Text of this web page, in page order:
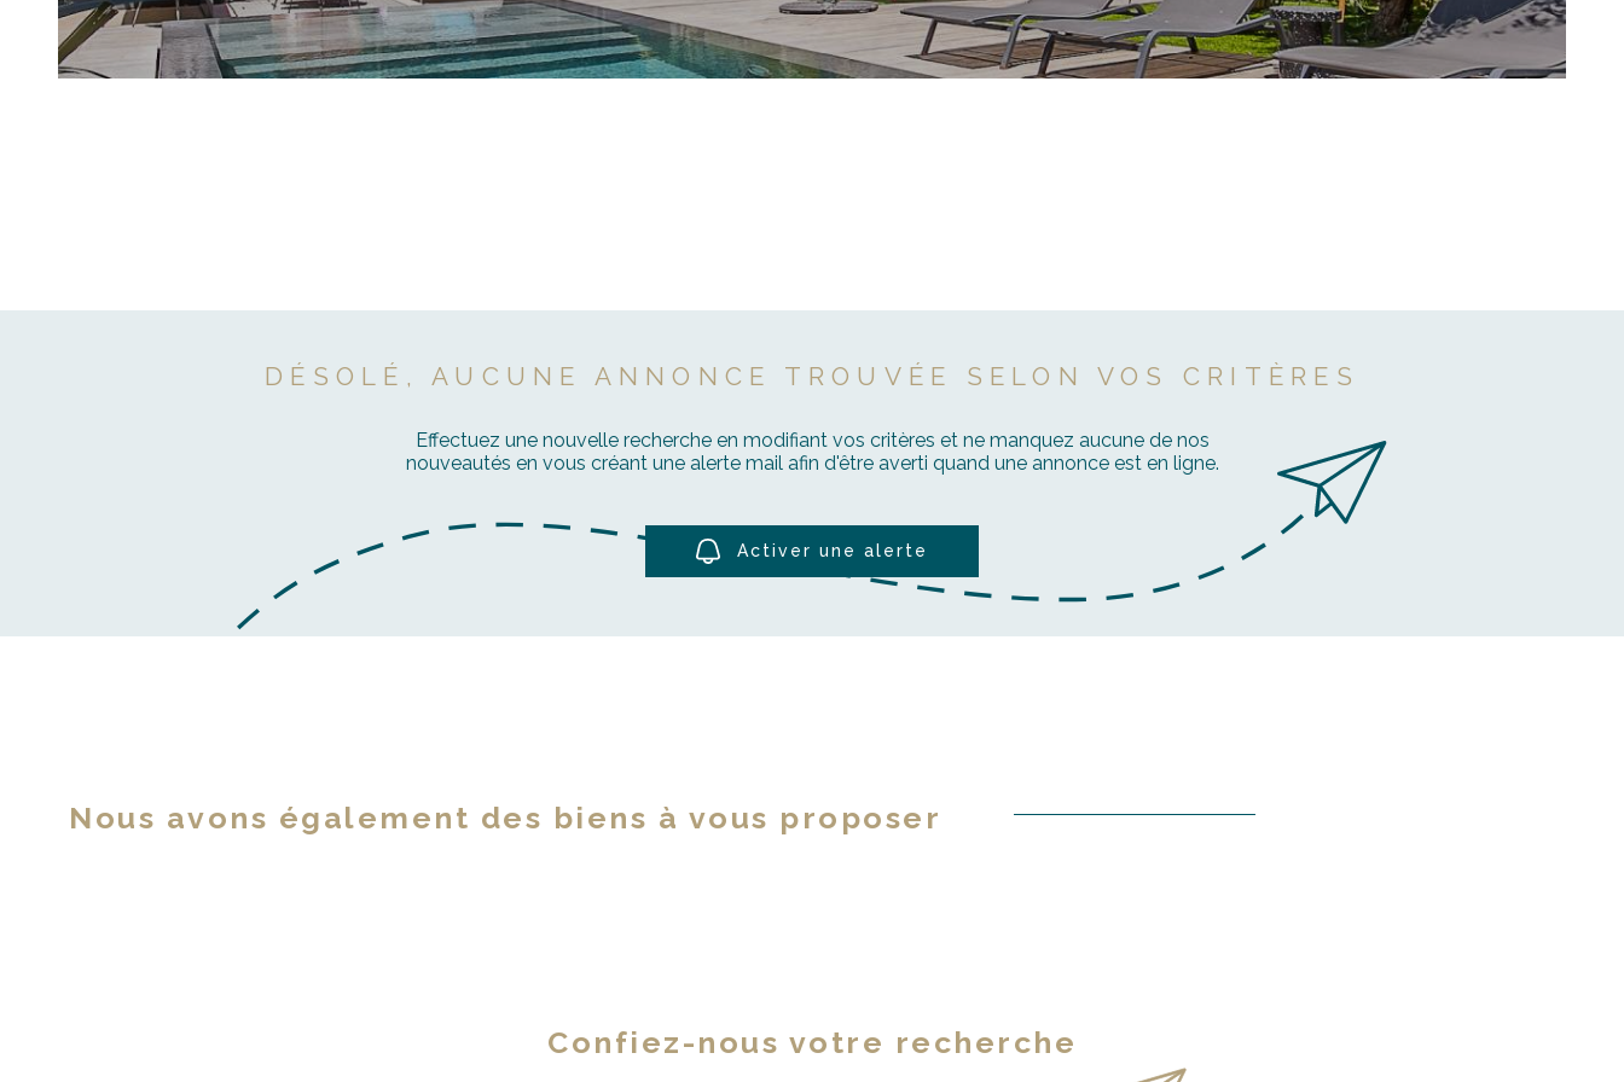
DÉSOLÉ, AUCUNE ANNONCE TROUVÉE SELON VOS CRITÈRES
Effectuez une nouvelle recherche en modifiant vos critères et ne manquez aucune de nos
nouveautés en vous créant une alerte mail afin d'être averti quand une annonce est en ligne.
Activer une alerte
Nous avons également des biens à vous proposer
Confiez-nous votre recherche